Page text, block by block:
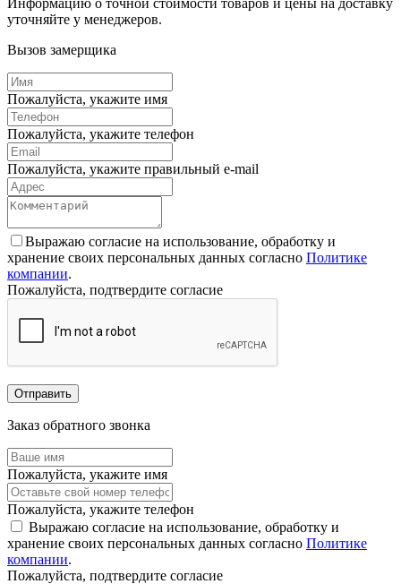
Информацию о точной стоимости товаров и цены на доставку
уточняйте у менеджеров.
Вызов замерщика
Пожалуйста, укажите имя
Пожалуйста, укажите телефон
Пожалуйста, укажите правильный e-mail
Выражаю согласие на использование, обработку и
хранение своих персональных данных согласно Политике
компании.
Пожалуйста, подтвердите согласие
Отправить
Заказ обратного звонка
Пожалуйста, укажите имя
Пожалуйста, укажите телефон
Выражаю согласие на использование, обработку и
хранение своих персональных данных согласно Политике
компании.
Пожалуйста, подтвердите согласие